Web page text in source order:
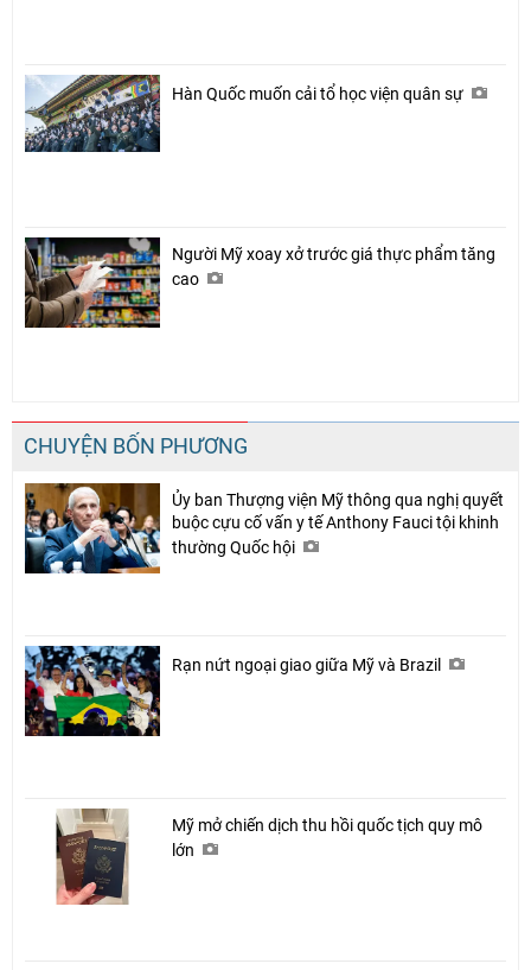
Hàn Quốc muốn cải tổ học viện quân sự
Người Mỹ xoay xở trước giá thực phẩm tăng
cao
CHUYỆN BỐN PHƯƠNG
Ủy ban Thượng viện Mỹ thông qua nghị quyết
buộc cựu cố vấn y tế Anthony Fauci tội khinh
thường Quốc hội
Rạn nứt ngoại giao giữa Mỹ và Brazil
Mỹ mở chiến dịch thu hồi quốc tịch quy mô
lớn